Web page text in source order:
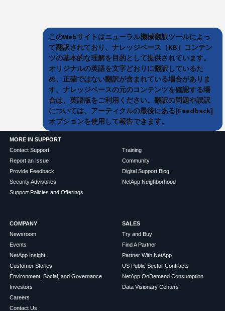
このWebサイトはニューラル機械翻訳ツールによっ
て翻訳されており、ナレッジベース（KB）コンテン
ツの基本的な理解を目的として提供されています。
オリジナルの英語を文字どおりに翻訳しているた
め、正確ではない翻訳が含まれている場合がありま
す。ナレッジベースの元のコンテンツを確認する場
合は、英語版をご利用ください。翻訳の問題や誤訳
については、アーティクルの最後にある[Feedback]
オプションを使用して報告できます。
MORE IN SUPPORT
Contact Support
Report an Issue
Provide Feedback
Security Advisories
Support Policies and Offerings
Training
Community
Digital Support Blog
NetApp Neighborhood
COMPANY
Newsroom
Events
NetApp Insight
Customer Stories
Environment, Social, and Governance
Investors
Careers
Contact Us
SALES
Try and Buy
Find A Partner
Partner With NetApp
US Public Sector Contracts
NetApp OnDemand Consumption
Data Visionary Centers